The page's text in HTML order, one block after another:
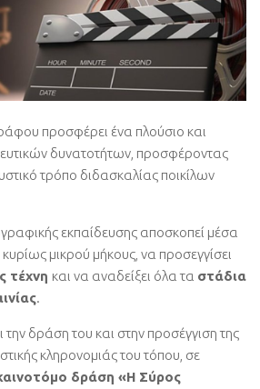
προσφέρει ένα πλούσιο και
δυνατοτήτων, προσφέροντας
τρόπο διδασκαλίας ποικίλων
εκπαίδευσης αποσκοπεί μέσα
μικρού μήκους, να προσεγγίσει
τέχνη και να αναδείξει όλα τα στάδια
.
την δράση του και στην προσέγγιση της
κληρονομιάς του τόπου, σε
δράση «Η Σύρος